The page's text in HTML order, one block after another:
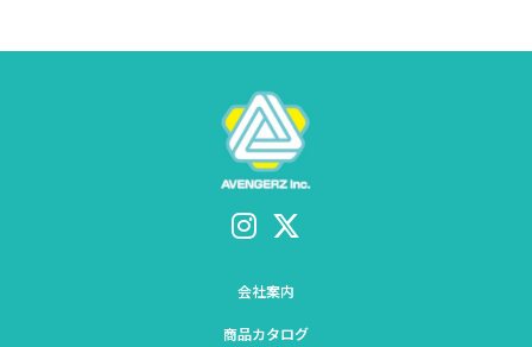
会社案内
商品カタログ